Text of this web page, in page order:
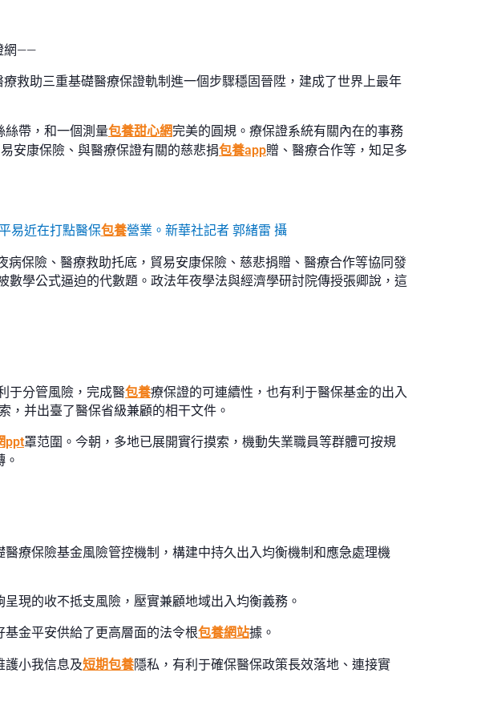
網——
救助三重基礎醫療保證軌制進一個步驟穩固晉陞，建成了世界上最年
絲帶，和一個測量包養甜心網完美的圓規。療保證系統有關內在的事務
安康保險、與醫療保證有關的慈悲捐包養app贈、醫療合作等，知足多
易近在打點醫保包養營業。新華社記者 郭緒雷 攝
病保險、醫療救助托底，貿易安康保險、慈悲捐贈、醫療合作等協同發
學公式逼迫的代數題。政法年夜學法與經濟學研討院傳授張卿說，這
于分管風險，完成醫包養療保證的可連續性，也有利于醫保基金的出入
，并出臺了醫保省級兼顧的相干文件。
ppt罩范圍。今朝，多地已展開實行摸索，機動失業職員等群體可按規
醫療保險基金風險管控機制，構建中持久出入均衡機制和應急處理機
現的收不抵支風險，壓實兼顧地域出入均衡義務。
金平安供給了更高層面的法令根包養網站據。
護小我信息及短期包養隱私，有利于確保醫保政策長效落地、連接實